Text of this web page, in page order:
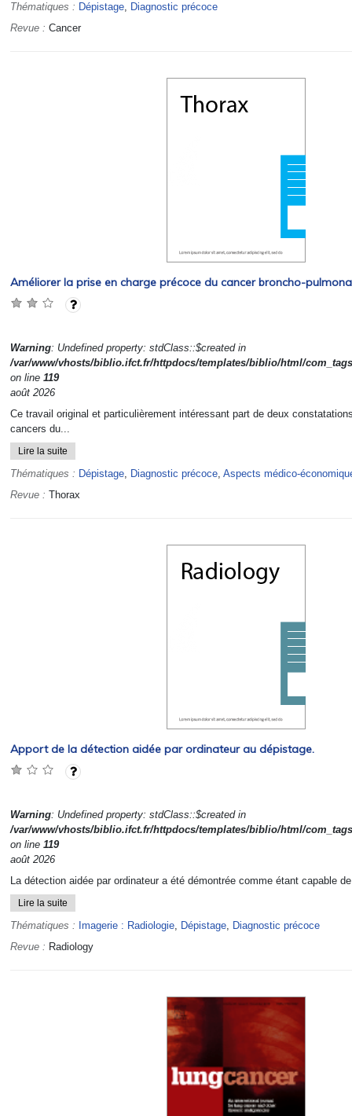
Thématiques : Dépistage, Diagnostic précoce
Revue : Cancer
Améliorer la prise en charge précoce du cancer broncho-
Warning: Undefined property: stdClass::$created in
/var/www/vhosts/biblio.ifct.fr/httpdocs/templates/biblio/html/
on line 119
août 2026
Ce travail original et particulièrement intéressant part de deux
cancers du...
Lire la suite
Thématiques : Dépistage, Diagnostic précoce, Aspects médico-
Revue : Thorax
Apport de la détection aidée par ordinateur au dépistage.
Warning: Undefined property: stdClass::$created in
/var/www/vhosts/biblio.ifct.fr/httpdocs/templates/biblio/html/
on line 119
août 2026
La détection aidée par ordinateur a été démontrée comme étant capable
Lire la suite
Thématiques : Imagerie : Radiologie, Dépistage, Diagnostic précoce
Revue : Radiology